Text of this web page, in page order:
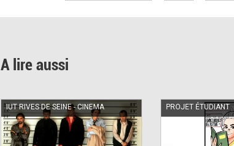
A lire aussi
IUT RIVES DE SEINE - CINEMA PROJET ÉTUDIANT